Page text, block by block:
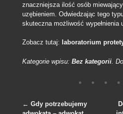
znaczniejsza ilość osób
uzębieniem. Odwiedzając tego
skuteczna możliwość wypełnienia
Zobacz tutaj: laboratorium
Kategorie wpisu: Bez kategorii.
← Gdy potrzebujemy